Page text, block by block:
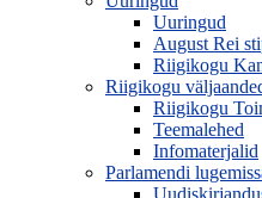
Uuringud
August Rei
Riigikogu
Riigikogu
Riigikogu
Teemalehed
Infomaterjalid
Parlamendi